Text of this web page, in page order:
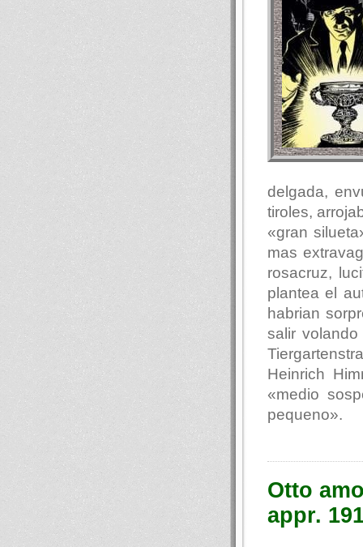
delgada,
tiroles,
«gran
mas
rosacruz,
plantea el
habrian
salir
Heinrich
«medio
pequeno».
Otto
appr.